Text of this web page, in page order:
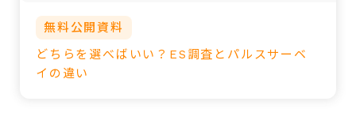
無料公開資料
どちらを選べばいい？ES調査とパルスサーベ
イの違い